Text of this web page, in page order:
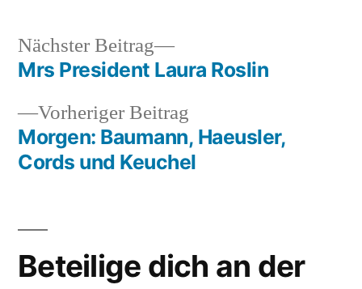
Beitragsnavigation
Vorheriger Beitrag
Beitrag:
Morgen: Baumann, Haeusler,
Cords und Keuchel
Nächster Beitrag
Nächster
Beitrag:
Mrs President Laura Roslin
Beteilige dich an der